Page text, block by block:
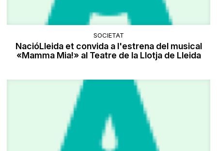
SOCIETAT
NacióLleida et convida a l'estrena del musical
«Mamma Mia!» al Teatre de la Llotja de Lleida